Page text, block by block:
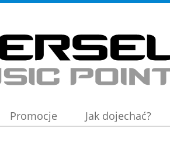
Promocje Jak dojechać?